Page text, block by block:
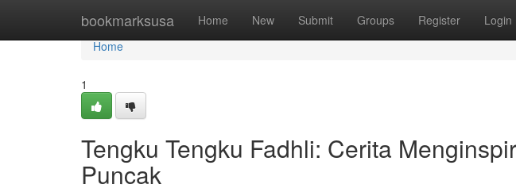
bookmarksusa Home New Submit Groups Register Login
Home
Home
1
Tengku Tengku Fadhli: Cerita
Puncak